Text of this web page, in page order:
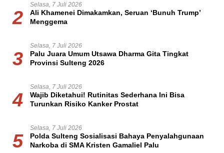
2
Selasa, 7 Juli 2026
Ali Khamenei Dimakamkan, Seruan ‘Bunuh Trump’
Menggema
3
Selasa, 7 Juli 2026
Palu Juara Umum Utsawa Dharma Gita Tingkat
Provinsi Sulteng 2026
4
Selasa, 7 Juli 2026
Wajib Diketahui! Rutinitas Sederhana Ini Bisa
Turunkan Risiko Kanker Prostat
5
Selasa, 7 Juli 2026
Polda Sulteng Sosialisasi Bahaya Penyalahgunaan
Narkoba di SMA Kristen Gamaliel Palu